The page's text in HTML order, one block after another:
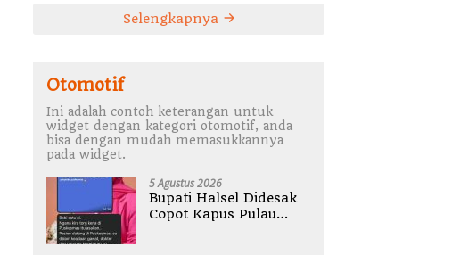
Pemalsuan SuratSelengkapnya
Otomotif
Ini adalah contoh keterangan untuk
widget dengan kategori otomotif, anda
bisa dengan mudah memasukkannya
pada widget.
5 Agustus 2026
Bupati Halsel Didesak
Copot Kapus Pulau